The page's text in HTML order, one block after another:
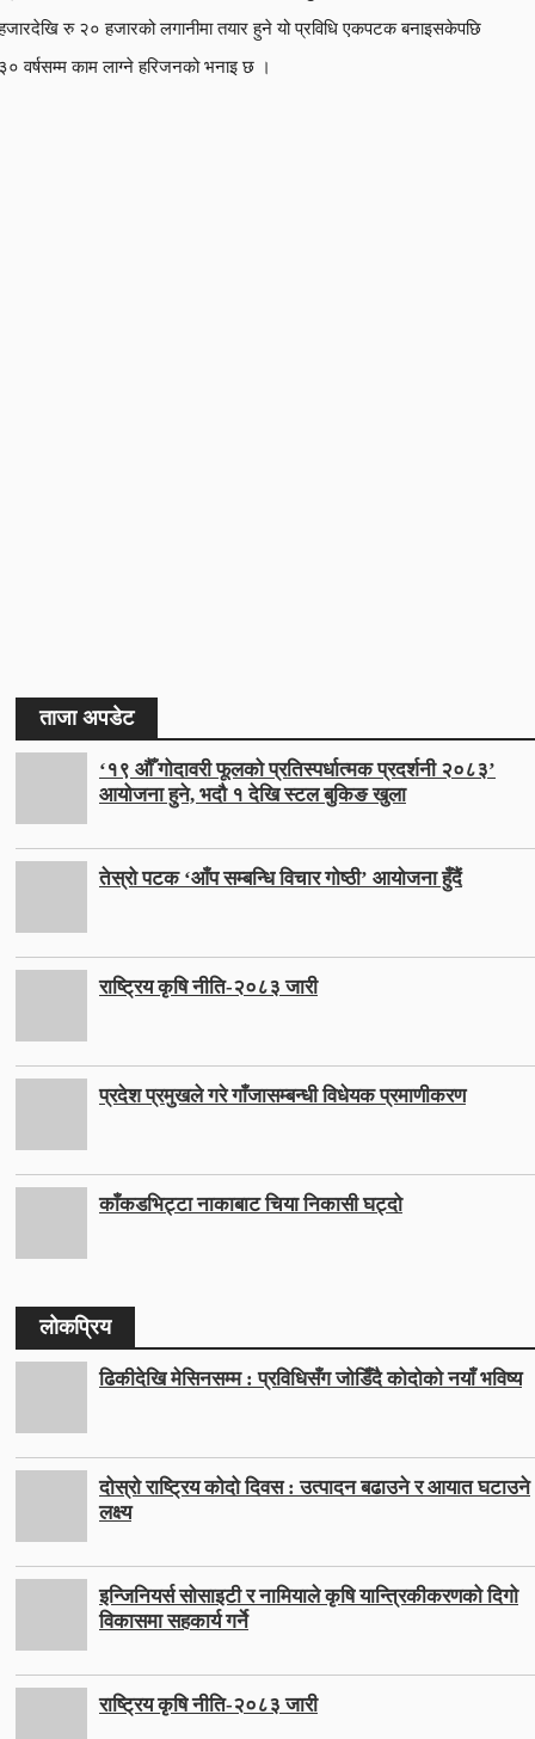
रु २० हजारको लगानीमा तयार हुने यो प्रविधि एकपटक बनाइसकेपछि
वर्षसम्म काम लाग्ने हरिजनको भनाइ छ ।
ताजा अपडेट
‘१९ औँ गोदावरी फूलको प्रतिस्पर्धात्मक प्रदर्शनी २०८३’
आयोजना हुने, भदौ १ देखि स्टल बुकिङ खुला
तेस्रो पटक ‘आँप सम्बन्धि विचार गोष्ठी’ आयोजना हुँदैं
राष्ट्रिय कृषि नीति-२०८३ जारी
प्रदेश प्रमुखले गरे गाँजासम्बन्धी विधेयक प्रमाणीकरण
काँकडभिट्टा नाकाबाट चिया निकासी घट्दो
लोकप्रिय
ढिकीदेखि मेसिनसम्म : प्रविधिसँग जोडिँदै कोदोको नयाँ भविष्य
दोस्रो राष्ट्रिय कोदो दिवस : उत्पादन बढाउने र आयात घटाउने
लक्ष्य
इन्जिनियर्स सोसाइटी र नामियाले कृषि यान्त्रिकीकरणको दिगो
विकासमा सहकार्य गर्ने
राष्ट्रिय कृषि नीति-२०८३ जारी